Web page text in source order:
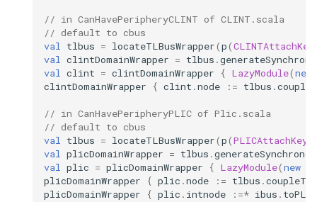
// in CanHavePeripheryCLINT of CLINT.scala
// default to cbus
val tlbus = locateTLBusWrapper(p(CLINTAttachKey
val clintDomainWrapper = tlbus .
val clint = clintDomainWrapper { LazyModule(new
clintDomainWrapper
{ clint .node := tlbus .
// in CanHavePeripheryPLIC of Plic.scala
// default to cbus
val tlbus = locateTLBusWrapper(p(PLICAttachKey
val plicDomainWrapper = tlbus .
val plic = plicDomainWrapper { LazyModule(new
plicDomainWrapper
{ plic .node := tlbus .coupleTo
plicDomainWrapper
{ plic . intnode :=* ibus . toPLIC